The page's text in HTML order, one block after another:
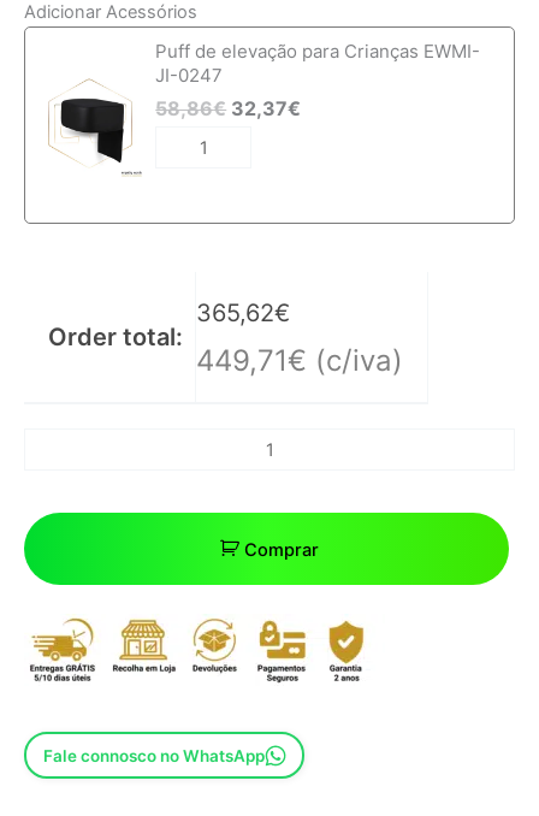
Adicionar Acessórios
Puff de elevação para Crianças EWMI-
JI-0247
58,86€ 32,37€
Quantidade
de
Cadeira
de
cabeleireiro
Ewmi-
Order total:
365,62€
449,71€ (c/iva)
Comprar
Fale connosco no WhatsApp